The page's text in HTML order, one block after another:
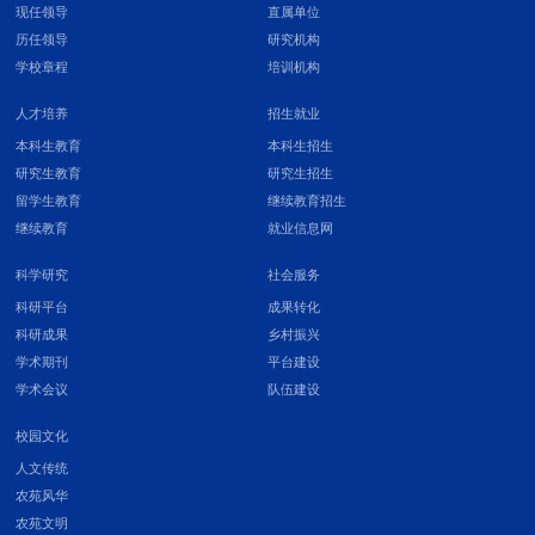
现任领导
历任领导
学校章程
直属单位
研究机构
培训机构
人才培养
本科生教育
研究生教育
留学生教育
继续教育
招生就业
本科生招生
研究生招生
继续教育招生
就业信息网
科学研究
科研平台
科研成果
学术期刊
学术会议
社会服务
成果转化
乡村振兴
平台建设
队伍建设
校园文化
人文传统
农苑风华
农苑文明